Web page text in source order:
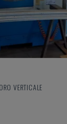
VERTICALE